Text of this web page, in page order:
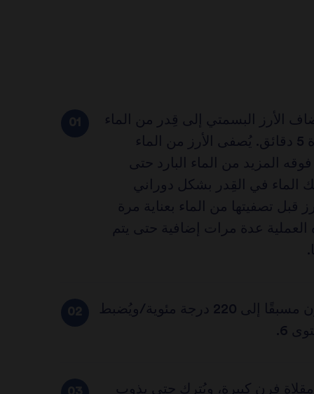
الأرز البسمتي إلى قِدر من الماء
البارد ويُنقع لمدة 5 دقائق. يُصفى الأرز من الماء
فوقه المزيد من الماء البارد حتى
الماء في القِدر بشكل دوراني
قبل تصفيتها من الماء بعناية مرة
العملية عدة مرات إضافية حتى يتم
يتم تسخين الفرن مسبقًا إلى 220 درجة مئوية/ويُضبط
6.
فرن كبيرة، ويُترك حتى يذوب